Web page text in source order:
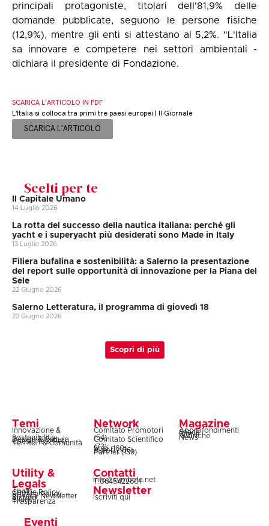
principali protagoniste, titolari dell'81,9% delle
domande pubblicate, seguono le persone fisiche
(12,9%), mentre gli enti si attestano al 5,2%. "L'Italia
sa innovare e competere nei settori ambientali -
dichiara il presidente di Fondazione.
SCARICA L’ARTICOLO IN PDF
L'Italia si colloca tra primi tre paesi europei | Il Giornale
SCARICA L'ARTICOLO
Scelti per te
Il Capitale Umano
14 Luglio 2026
La rotta del successo della nautica italiana: perché gli
yacht e i superyacht più desiderati sono Made in Italy
13 Luglio 2026
Filiera bufalina e sostenibilità: a Salerno la presentazione
del report sulle opportunità di innovazione per la Piana del
Sele
22 Giugno 2026
Salerno Letteratura, il programma di giovedì 18
22 Giugno 2026
Scopri di più
Temi
Innovazione &
Sostenibilità
Design & Cultura
Coesione & Reti
Territori & Comunità
Network
Comitato Promotori
(54)
Comitato Scientifico
(73)
Soci (160)
Autori (106)
Partner (139)
Magazine
Approfondimenti
Snack
Storie
Rubriche
News
Utility &
Legals
Team
Cookie Policy
Privacy Policy
Privacy Newsletter
Statuto
Bilanci
Trasparenza
Contatti
info@symbola.net
T.0645422601
Newsletter
Iscriviti qui
Eventi